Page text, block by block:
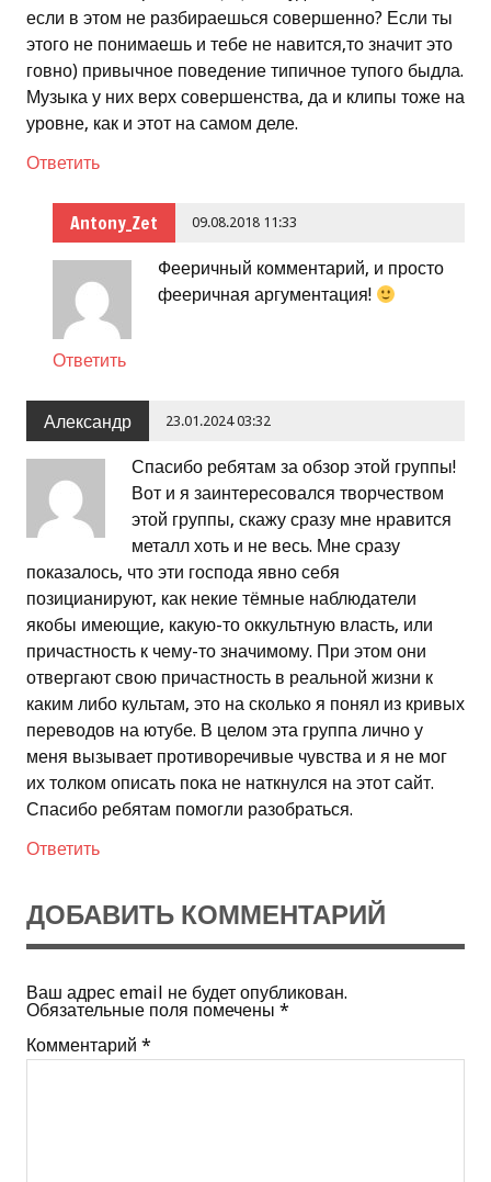
если в этом не разбираешься совершенно? Если ты
этого не понимаешь и тебе не навится,то значит это
говно) привычное поведение типичное тупого быдла.
Музыка у них верх совершенства, да и клипы тоже на
уровне, как и этот на самом деле.
Ответить
Antony_Zet 09.08.2018 11:33
Фееричный комментарий, и просто
фееричная аргументация!
Ответить
Александр 23.01.2024 03:32
Спасибо ребятам за обзор этой группы!
Вот и я заинтересовался творчеством
этой группы, скажу сразу мне нравится
металл хоть и не весь. Мне сразу
показалось, что эти господа явно себя
позицианируют, как некие тёмные наблюдатели
якобы имеющие, какую-то оккультную власть, или
причастность к чему-то значимому. При этом они
отвергают свою причастность в реальной жизни к
каким либо культам, это на сколько я понял из кривых
переводов на ютубе. В целом эта группа лично у
меня вызывает противоречивые чувства и я не мог
их толком описать пока не наткнулся на этот сайт.
Спасибо ребятам помогли разобраться.
Ответить
ДОБАВИТЬ КОММЕНТАРИЙ
Ваш адрес email не будет опубликован.
Обязательные поля помечены *
Комментарий *